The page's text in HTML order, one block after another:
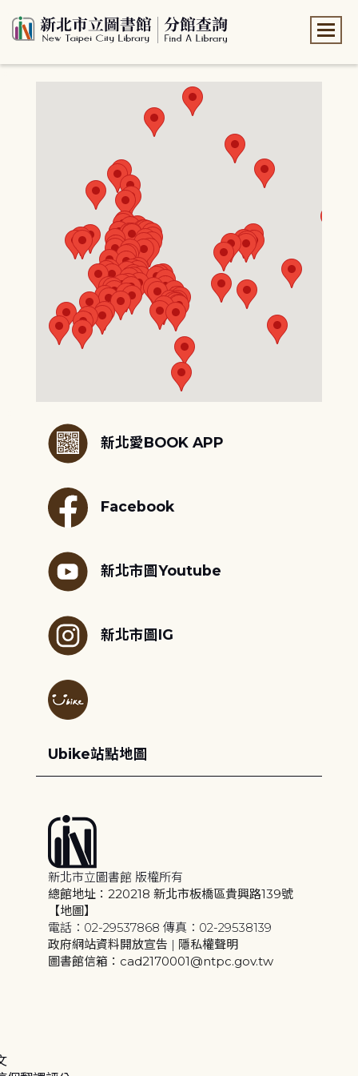
新北愛BOOK APP
Facebook
新北市圖Youtube
新北市圖IG
Ubike站點地圖
新北市立圖書館 版權所有
總館地址：220218 新北市板橋區貴興路139號
【地圖】
電話：02-29537868 傳真：02-29538139
政府網站資料開放宣告 | 隱私權聲明
圖書館信箱：cad2170001@ntpc.gov.tw